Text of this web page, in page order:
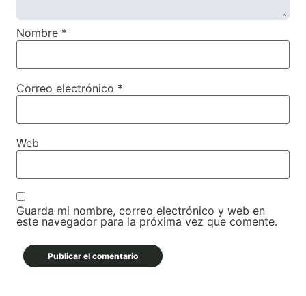
Nombre *
Correo electrónico *
Web
Guarda mi nombre, correo electrónico y web en
este navegador para la próxima vez que comente.